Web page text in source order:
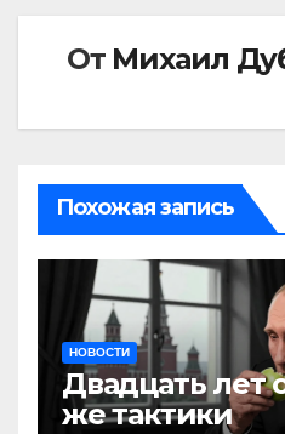
От Михаил
Похожая запись
НОВОСТИ
Двадцать лет
же тактики